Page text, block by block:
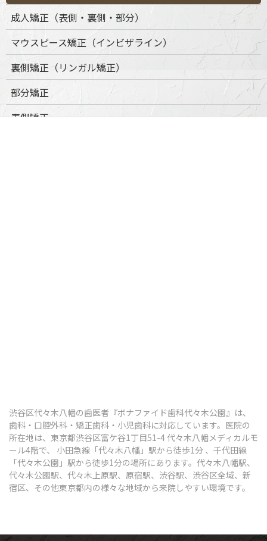
渋谷区代々木八幡の歯医者『ボナファイド歯科代々木公園』は、
歯科・口腔外科・矯正歯科・小児歯科に対応しています。医院の
所在地は、東京都渋谷区富ケ谷1丁目51-4 代々木八幡メディカルモ
ール4階で、 小田急線「代々木八幡」駅から徒歩1分 、千代田線
「代々木公園」駅から徒歩1分の場所にあります。代々木八幡駅、
代々木公園駅、代々木上原駅、原宿駅、渋谷駅、渋谷区全域、新
宿区、その他東京都内の様々な地域から来院しやすい環境です。
成人矯正（表側・裏側・部分）
マウスピース矯正（インビザライン）
裏側矯正（リンガル矯正）
部分矯正
表側矯正
口腔がん検診
予防歯科・定期健診